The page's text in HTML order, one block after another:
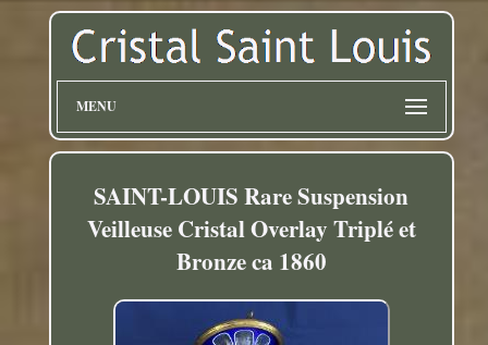
MENU
SAINT-LOUIS Rare Suspension
Veilleuse Cristal Overlay Triplé et
Bronze ca 1860